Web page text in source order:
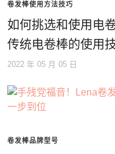
卷发棒使用方法技巧
如何挑选和使用电
传统电卷棒的使用
2022 年 05 月 05 日
卷发棒品牌型号